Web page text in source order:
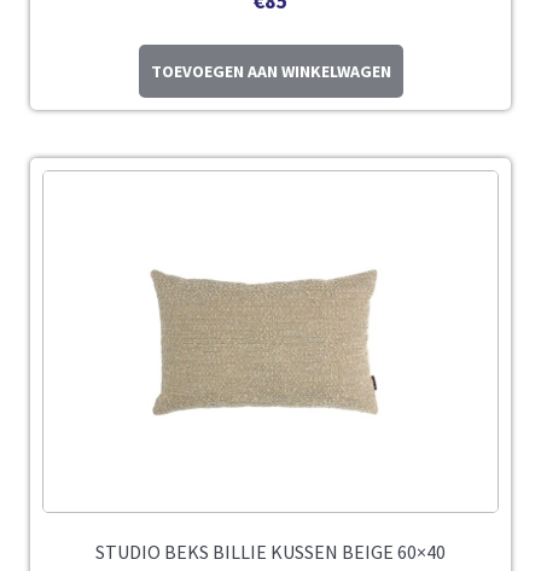
TOEVOEGEN AAN WINKELWAGEN
STUDIO BEKS BILLIE KUSSEN BEIGE 60×40